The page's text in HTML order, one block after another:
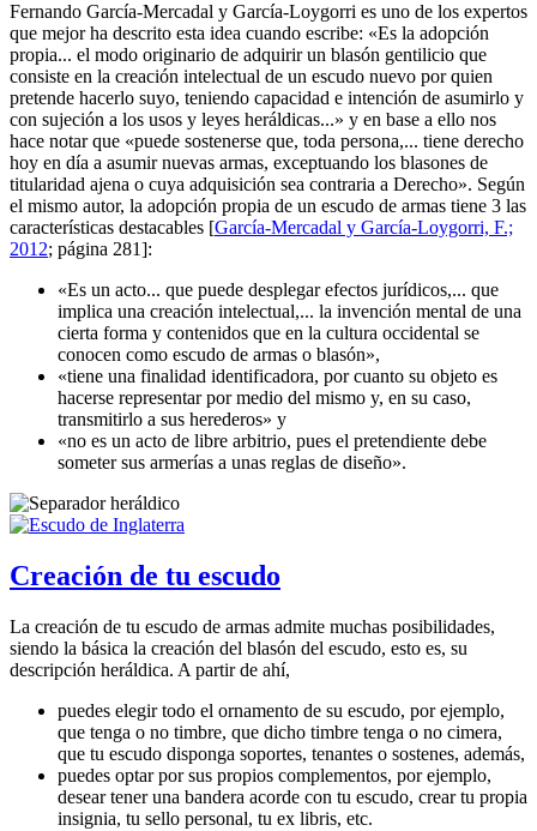
Fernando García-Mercadal y García-Loygorri es uno de los expertos
que mejor ha descrito esta idea cuando escribe: «Es la adopción
propia... el modo originario de adquirir un blasón gentilicio que
consiste en la creación intelectual de un escudo nuevo por quien
pretende hacerlo suyo, teniendo capacidad e intención de asumirlo y
con sujeción a los usos y leyes heráldicas...» y en base a ello nos
hace notar que «puede sostenerse que, toda persona,... tiene derecho
hoy en día a asumir nuevas armas, exceptuando los blasones de
titularidad ajena o cuya adquisición sea contraria a Derecho». Según
el mismo autor, la adopción propia de un escudo de armas tiene 3 las
características destacables [García-Mercadal y García-Loygorri, F.;
2012; página 281]:
«Es un acto... que puede desplegar efectos jurídicos,... que
implica una creación intelectual,... la invención mental de una
cierta forma y contenidos que en la cultura occidental se
conocen como escudo de armas o blasón»,
«tiene una finalidad identificadora, por cuanto su objeto es
hacerse representar por medio del mismo y, en su caso,
transmitirlo a sus herederos» y
«no es un acto de libre arbitrio, pues el pretendiente debe
someter sus armerías a unas reglas de diseño».
Creación de tu escudo
La creación de tu escudo de armas admite muchas posibilidades,
siendo la básica la creación del blasón del escudo, esto es, su
descripción heráldica. A partir de ahí,
puedes elegir todo el ornamento de su escudo, por ejemplo,
que tenga o no timbre, que dicho timbre tenga o no cimera,
que tu escudo disponga soportes, tenantes o sostenes, además,
puedes optar por sus propios complementos, por ejemplo,
desear tener una bandera acorde con tu escudo, crear tu propia
insignia, tu sello personal, tu ex libris, etc.